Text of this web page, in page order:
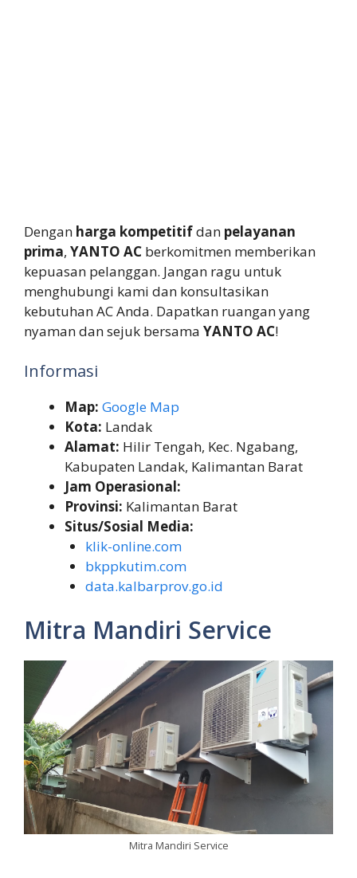
Dengan harga kompetitifdan pelayanan
prima, YANTO AC berkomitmen memberikan
kepuasan pelanggan. Jangan ragu untuk
menghubungi kami dan konsultasikan
kebutuhan AC Anda. Dapatkan ruangan yang
nyaman dan sejuk bersama YANTO AC!
Informasi
Map: Google Map
Kota: Landak
Alamat: Hilir Tengah, Kec. Ngabang,
Kabupaten Landak, Kalimantan Barat
Jam Operasional:
Provinsi: Kalimantan Barat
Situs/Sosial Media:
klik-online.com
bkppkutim.com
data.kalbarprov.go.id
Mitra Mandiri Service
Mitra Mandiri Service